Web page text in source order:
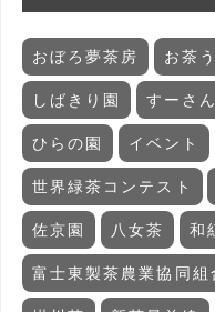
おぼろ夢茶房 お茶
しばきり園 すーさん
ひらの園 イベント
世界緑茶コンテスト
佐京園 八女茶 和
富士東製茶農業協同組